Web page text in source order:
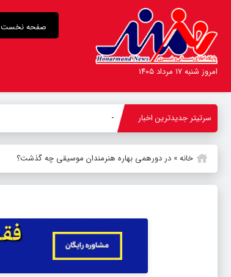
صفحه نخست
امروز شنبه ۱۷ مرداد ۱۴۰۵
سرتیتر جدیدترین اخبار هومن برق‌نور
خانه» در دورهمی بهاره هنرمندان موسیقی چه گذشت؟